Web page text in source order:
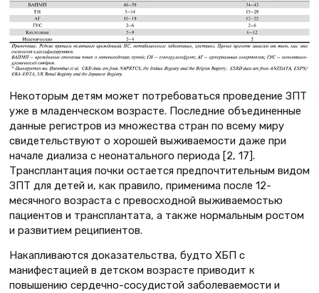
Некоторым детям может потребоваться проведение ЗПТ
уже в младенческом возрасте. Последние объединенные
данные регистров из множества стран по всему миру
свидетельствуют о хорошей выживаемости даже при
начале диализа с неонатального периода [2, 17].
Трансплантация почки остается предпочтительным видом
ЗПТ для детей и, как правило, применима после 12-
месячного возраста с превосходной выживаемостью
пациентов и трансплантата, а также нормальным ростом
и развитием реципиентов.
Накапливаются доказательства, будто ХБП с
манифестацией в детском возрасте приводит к
повышению сердечно-сосудистой заболеваемости и